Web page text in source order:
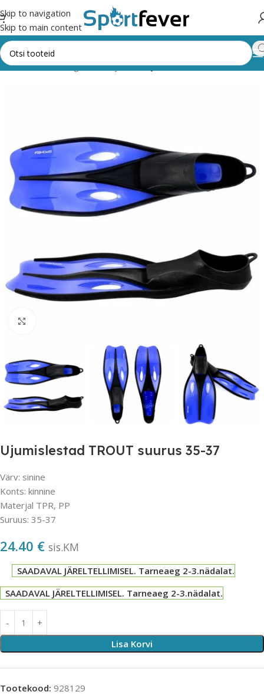
Skip to navigation
Skip to main content
Esileht Kõik kategooriad Ujumine Ujumislestad
Ujumislestad TROUT suurus 35-37
Värv: sinine
Konts: kinnine
Materjal TPR, PP
Suruus: 35-37
24.40 € sis.KM
SAADAVAL JÄRELTELLIMISEL. Tarneaeg 2-3.nädalat.
SAADAVAL JÄRELTELLIMISEL. Tarneaeg 2-3.nädalat.
Lisa Korvi
Tootekood: 928129